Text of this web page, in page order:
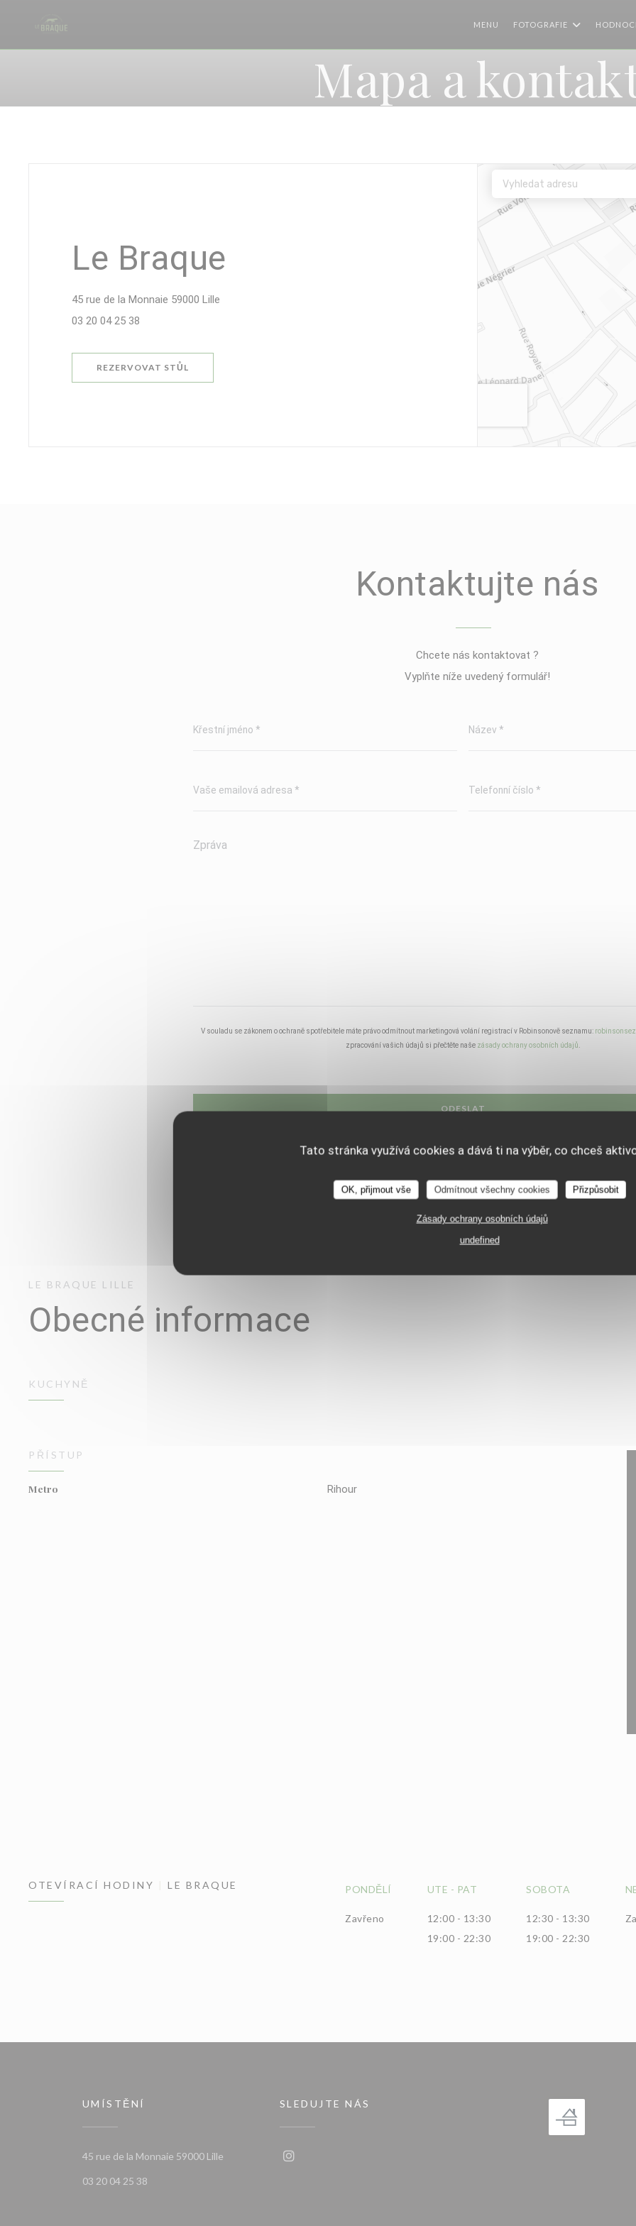
Tato stránka využívá cookies a dává ti na výběr, co chceš
OK, přijmout vše Odmítnout všechny cookies Přizpůsobit
Zásady ochrany osobních údajů
undefined
MENU FOTOGRAFIE
Mapa a
Le Braque
45 rue de la Monnaie 59000 Lille
03 20 04 25 38
REZERVOVAT STŮL
Kontaktujte nás
Chcete nás kontaktovat ?
Vyplňte níže uvedený formulář!
V souladu se zákonem o ochraně spotřebitele máte právo odmítnout marketingová volání registrací v Robinsonově seznamu:
zpracování vašich údajů si přečtěte naše zásady ochrany osobních údajů
LE BRAQUE LILLE
Obecné informace
KUCHYNĚ
PŘÍSTUP
Metro Rihour
OTEVÍRACÍ HODINY LE BRAQUE PONDĚLÍ
Zavřeno
UTE - PAT
12:00 - 13:30
19:00 - 22:30
SOBOTA
12:30 - 13:30
19:00 - 22:30
UMÍSTĚNÍ
45 rue de la Monnaie 59000 Lille((otevře se v novém okně))
03 20 04 25 38
SLEDUJTE NÁS